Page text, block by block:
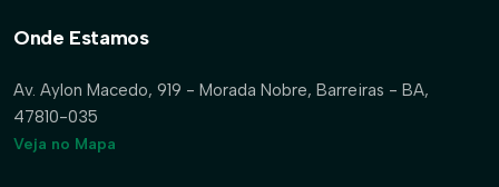
Onde Estamos
Av. Aylon Macedo, 919 - Morada Nobre, Barreiras - BA,
47810-035
Veja no Mapa